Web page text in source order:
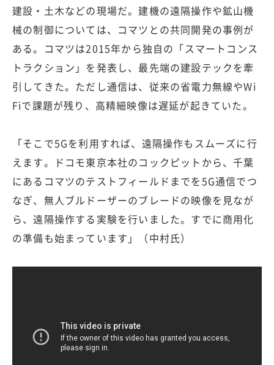
建設・土木などの現場だ。建機の遠隔操作や鉱山機
械の制御については、コマツとの共同開発の事例が
ある。コマツは2015年から独自の「スマートコンス
トラクション」を発表し、最先端の建設テックを牽
引してきた。ただし通信は、従来の省電力無線やWi
Fiで課題が残り、高精細映像は遅延が起きていた。
「そこで5Gを利用すれば、遠隔操作もスムーズに行
えます。ドコモ東京本社のコックピットから、千葉
にあるコマツのテストフィールドまでを5G通信でつ
なぎ、無人ブルドーザーのブレードの映像を見なが
ら、遠隔操作する実験を行いました。すでに商用化
の準備も始まっています」（中村氏）